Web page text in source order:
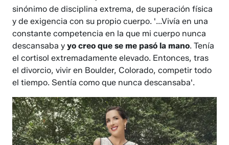
sinónimo de disciplina extrema, de superación física
y de exigencia con su propio cuerpo. '...Vivía en una
constante competencia en la que mi cuerpo nunca
descansaba yyo creo que se me pasó la mano. Tenía
el cortisol extremadamente elevado. Entonces, tras
el divorcio, vivir en Boulder, Colorado, competir todo
el tiempo. Sentía como que nunca descansaba'.